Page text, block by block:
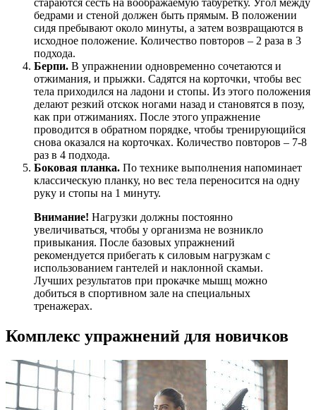
бедрами и стеной должен быть прямым. В положении
сидя пребывают около минуты, а затем возвращаются в
исходное положение. Количество повторов – 2 раза в 3
подхода.
Берпи. В упражнении одновременно сочетаются и
отжимания, и прыжки. Садятся на корточки, чтобы вес
тела приходился на ладони и стопы. Из этого положения
делают резкий отскок ногами назад и становятся в позу,
как при отжиманиях. После этого упражнение
проводится в обратном порядке, чтобы тренирующийся
снова оказался на корточках. Количество повторов – 7-8
раз в 4 подхода.
Боковая планка. По технике выполнения напоминает
классическую планку, но вес тела переносится на одну
руку и стопы на 1 минуту.
Внимание! Нагрузки должны постоянно
увеличиваться, чтобы у организма не возникло
привыкания. После базовых упражнений
рекомендуется прибегать к силовым нагрузкам с
использованием гантелей и наклонной скамьи.
Лучших результатов при прокачке мышц можно
добиться в спортивном зале на специальных
тренажерах.
Комплекс упражнений для новичков